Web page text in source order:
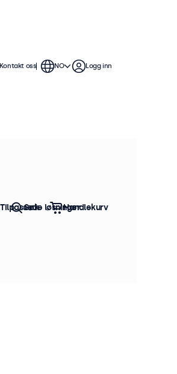
flere
etter: Bestselger
oss NO Logg inn
Tilpassede løsninger
Søk Handlekurv